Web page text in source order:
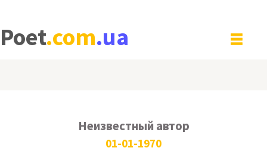
Poet.com.ua
Неизвестный автор
01-01-1970